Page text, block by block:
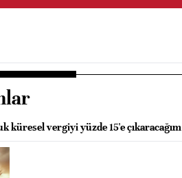
küresel vergiyi yüzde 15'e çıkaracağım